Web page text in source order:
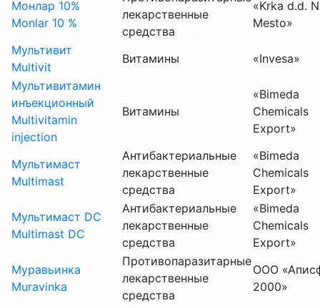
Монлар 10%
Monlar 10 %
лекарственные
средства
«Krka d.d.
Mesto»
Мультивит
Multivit
Витамины
«Invesa»
Мультивитамин
инъекционный
Multivitamin
injection
Витамины
«Bimeda
Chemicals
Export»
Мультимаст
Multimast
Антибактериальные
лекарственные
средства
«Bimeda
Chemicals
Export»
Мультимаст DC
Multimast DC
Антибактериальные
лекарственные
средства
«Bimeda
Chemicals
Export»
Муравьинка
Muravinka
Противопаразитарные
лекарственные
средства
ООО
2000»